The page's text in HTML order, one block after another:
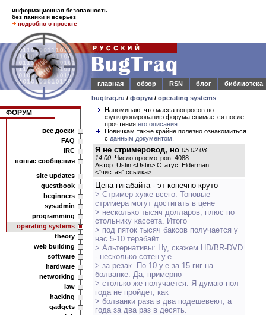
информационная безопасность
без паники и всерьез
подробно о проекте
главная обзор RSN блог
библиотека
bugtraq.ru / форум / operating systems
ФОРУМ
все доски
FAQ
IRC
новые сообщения
site updates
guestbook
beginners
sysadmin
programming
operating systems
theory
web building
software
hardware
networking
law
hacking
gadgets
Напоминаю, что масса вопросов по
функционированию форума снимается после
прочтения его описания
Новичкам также крайне полезно ознакомиться
с данным документом
Я не стримеровод, но 05.02.08
14:00 Число просмотров: 4088
Автор: Ustin <Ustin> Статус: Elderman
<"чистая" ссылка>
Цена гигабайта - эт конечно круто
> Стример хуже всего: Топовые
стримера могут достигать в цене
> несколько тысяч долларов, плюс по
стольнику кассета. Итого
> под пяток тысяч баксов получается у
нас 5-10 терабайт.
> Альтернативы: Ну, скажем HD/BR-DVD
- несколько сотен у.е.
> за резак. По 10 у.е за 15 гиг на
болванке. Да, примерно
> столько же получается. Я думаю пол
года не пройдет, как
> болванки раза в два подешевеют, а
года за два раз в десять.